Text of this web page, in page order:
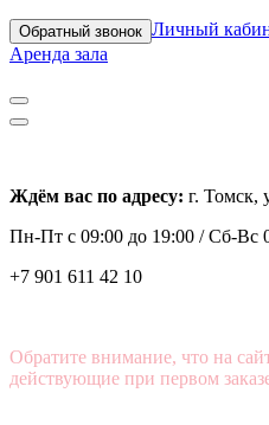
Обратный звонок Личный
Аренда зала
Ждём вас по адресу: г. Томск,
Пн-Пт с 09:00 до 19:00 /Сб-Вс
+7 901 611 42 10
Обратите внимание, что на
действующие при первом